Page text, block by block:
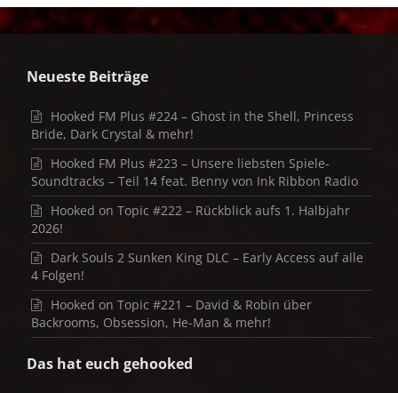
Neueste Beiträge
Hooked FM Plus #224 – Ghost in the Shell, Princess
Bride, Dark Crystal & mehr!
Hooked FM Plus #223 – Unsere liebsten Spiele-
Soundtracks – Teil 14 feat. Benny von Ink Ribbon Radio
Hooked on Topic #222 – Rückblick aufs 1. Halbjahr
2026!
Dark Souls 2 Sunken King DLC – Early Access auf alle
4 Folgen!
Hooked on Topic #221 – David & Robin über
Backrooms, Obsession, He-Man & mehr!
Das hat euch gehooked